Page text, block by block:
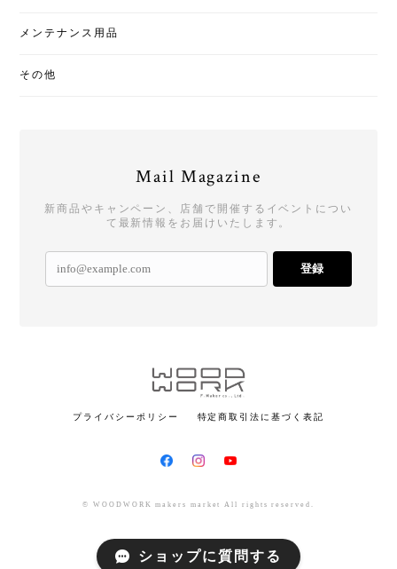
メンテナンス用品
その他
Mail Magazine
新商品やキャンペーン、店舗で開催するイベントについ
て最新情報をお届けいたします。
登録
プライバシーポリシー 特定商取引法に基づく表記
© WOODWORK makers market All rights reserved.
ショップに質問する